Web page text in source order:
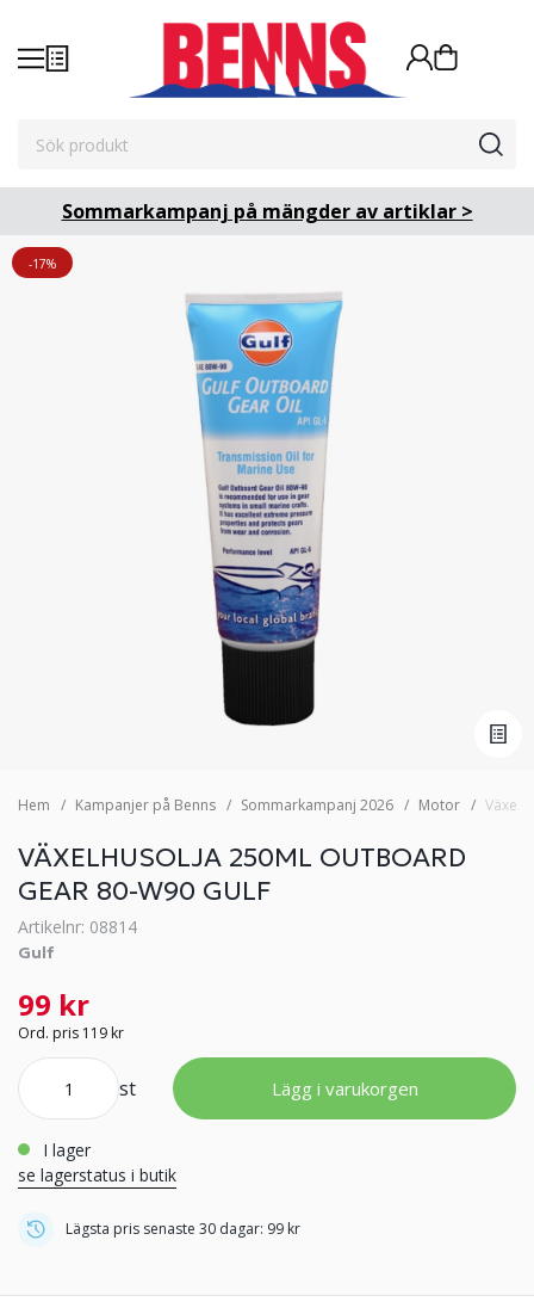
Sommarkampanj på mängder av artiklar >
-17%
Hem Kampanjer på Benns Sommarkampanj 2026 Motor
VÄXELHUSOLJA 250ML OUTBOARD
GEAR 80-W90 GULF
Artikelnr: 08814
Gulf
99 kr
Ord. pris 119 kr
st Lägg i varukorgen
i lager
se lagerstatus i butik
Lägsta pris senaste 30 dagar: 99 kr